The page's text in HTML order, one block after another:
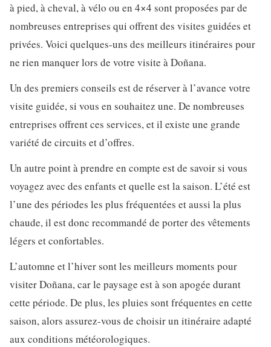
à pied, à cheval, à vélo ou en 4×4 sont proposées par de
nombreuses entreprises qui offrent des visites guidées et
privées. Voici quelques-uns des meilleurs itinéraires pour
ne rien manquer lors de votre visite à Doñana.
Un des premiers conseils est de réserver à l’avance votre
visite guidée, si vous en souhaitez une. De nombreuses
entreprises offrent ces services, et il existe une grande
variété de circuits et d’offres.
Un autre point à prendre en compte est de savoir si vous
voyagez avec des enfants et quelle est la saison. L’été est
l’une des périodes les plus fréquentées et aussi la plus
chaude, il est donc recommandé de porter des vêtements
légers et confortables.
L’automne et l’hiver sont les meilleurs moments pour
visiter Doñana, car le paysage est à son apogée durant
cette période. De plus, les pluies sont fréquentes en cette
saison, alors assurez-vous de choisir un itinéraire adapté
aux conditions météorologiques.